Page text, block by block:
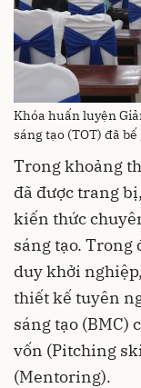
Khóa huấn luyện
sáng tạo (TOT) đã
Trong khoảng
đã được trang
kiến thức
sáng tạo. Trong
duy khởi
thiết kế tuyên
sáng tạo (BMC)
vốn (Pitching
(Mentoring).